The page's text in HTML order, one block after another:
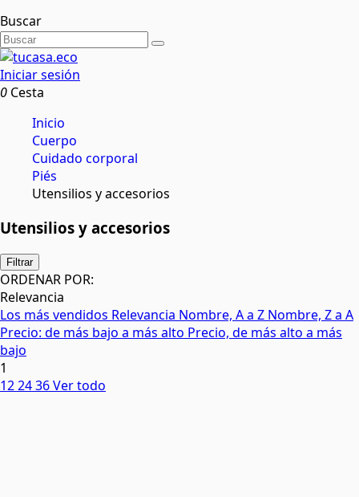
Buscar
Iniciar sesión
0 Cesta
Inicio
Cuerpo
Cuidado corporal
Piés
Utensilios y accesorios
Utensilios y accesorios
Filtrar
ORDENAR POR:
Relevancia
Los más vendidos Relevancia Nombre, A a Z Nombre, Z a A
Precio: de más bajo a más alto Precio, de más alto a más
bajo
1
122436Ver todo